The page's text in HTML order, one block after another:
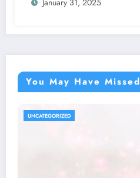
January 31, 2025
You May Have Missed
UNCATEGORIZED